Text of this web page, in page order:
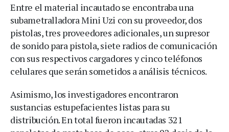
Entre el material incautado se encontraba una
subametralladora Mini Uzi con su proveedor, dos
pistolas, tres proveedores adicionales, un supresor
de sonido para pistola, siete radios de comunicación
con sus respectivos cargadores y cinco teléfonos
celulares que serán sometidos a análisis técnicos.
Asimismo, los investigadores encontraron
sustancias estupefacientes listas para su
distribución. En total fueron incautadas 321